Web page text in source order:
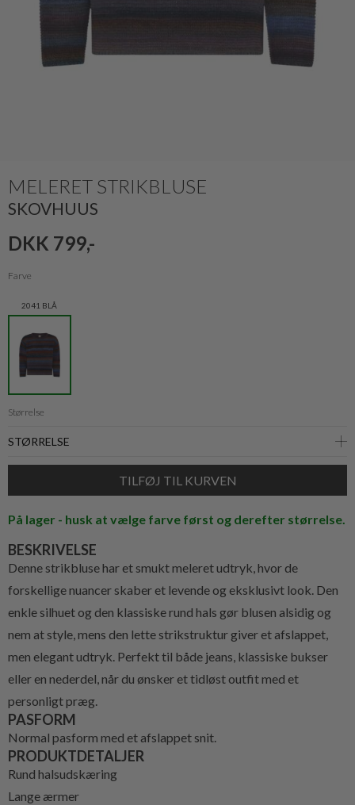
MELERET STRIKBLUSE
SKOVHUUS
DKK 799,-
Farve
2041 BLÅ
Størrelse
På lager - husk at vælge farve først og derefter størrelse.
BESKRIVELSE
Denne strikbluse har et smukt meleret udtryk, hvor de
forskellige nuancer skaber et levende og eksklusivt look. Den
enkle silhuet og den klassiske rund hals gør blusen alsidig og
nem at style, mens den lette strikstruktur giver et afslappet,
men elegant udtryk. Perfekt til både jeans, klassiske bukser
eller en nederdel, når du ønsker et tidløst outfit med et
personligt præg.
PASFORM
Normal pasform med et afslappet snit.
PRODUKTDETALJER
Rund halsudskæring
Lange ærmer